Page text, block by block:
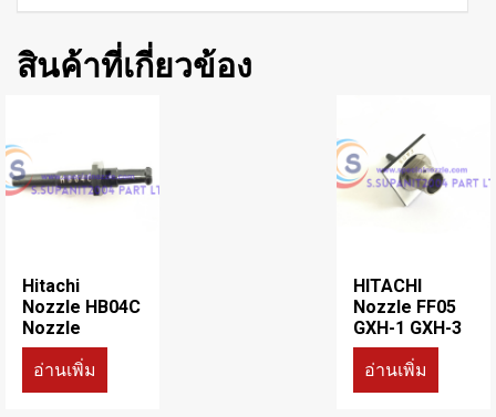
สินค้าที่เกี่ยวข้อง
Hitachi
Nozzle HB04C
Nozzle
อ่านเพิ่ม
HITACHI
Nozzle FF05
GXH-1 GXH-3
อ่านเพิ่ม